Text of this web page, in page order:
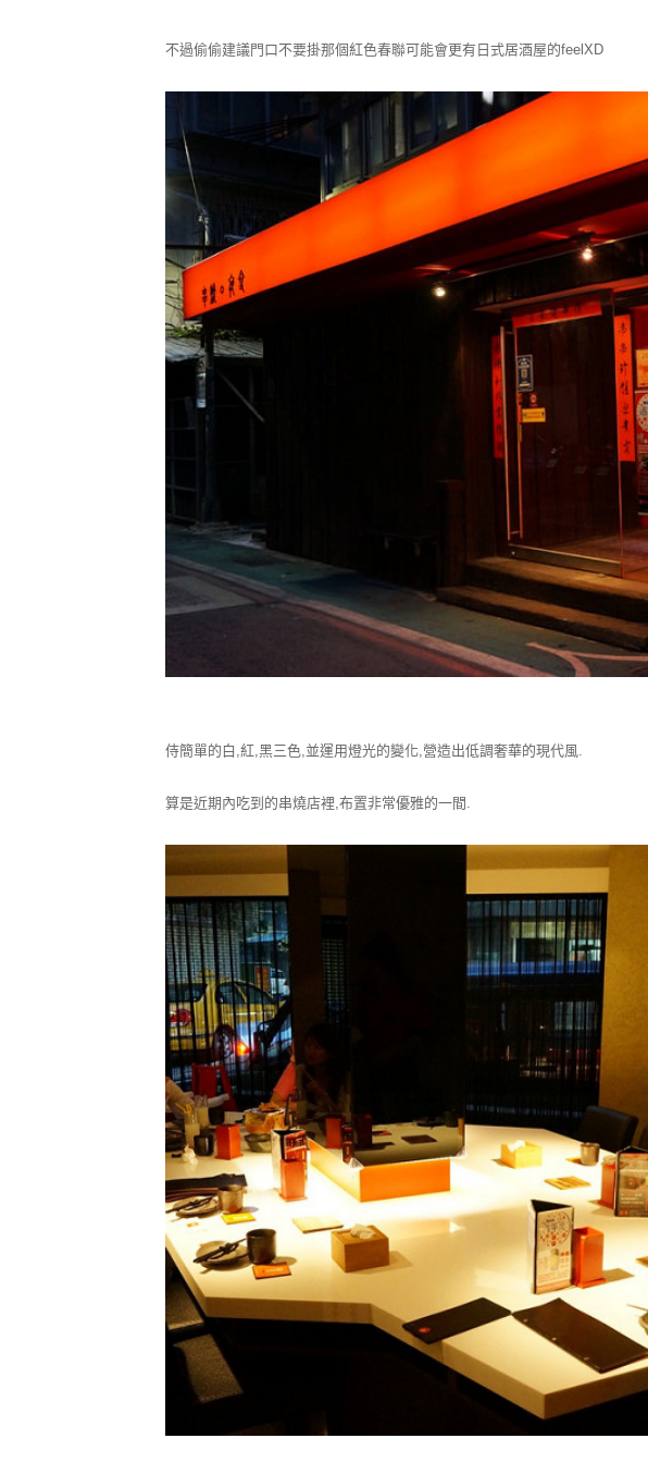
不過偷偷建議門口不要掛那個紅色春聯可能會更有日式居酒屋的feelXD
侍簡單的白,紅,黑三色,並運用燈光的變化,營造出低調奢華的現代風.
算是近期內吃到的串燒店裡,布置非常優雅的一間.